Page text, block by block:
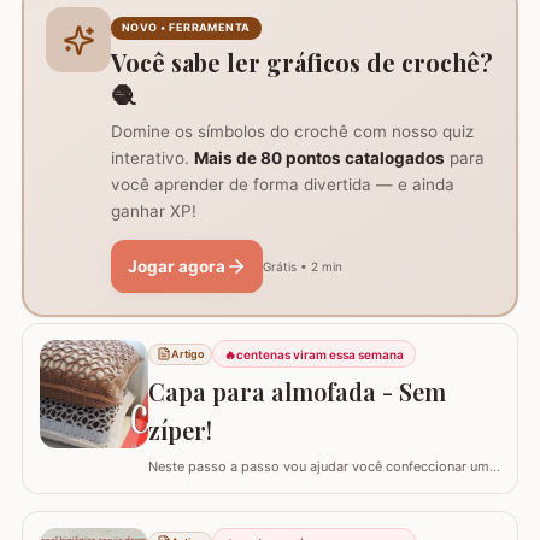
grupo Viciadas em crochê. Fiz o passo a passo com
algumas poucas diferenças e também para auxil
NOVO • FERRAMENTA
Você sabe ler gráficos de crochê?
🧶
Domine os símbolos do crochê com nosso quiz
interativo. Mais de 80 pontos catalogados para
você aprender de forma divertida — e ainda
ganhar XP!
Jogar agora Grátis • 2 min
Artigo 🔥centenas viram essa semana
Capa para almofada - Sem
zíper!
Neste passo a passo vou ajudar você confeccionar uma
fechar. Ela é toda feita apenas em crochê mas, não
vamos abrir mão da praticidade de tirar a capa quando